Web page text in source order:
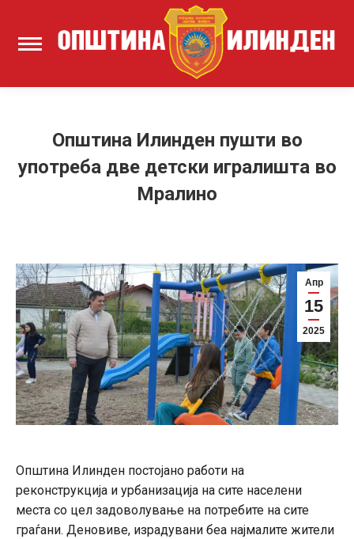
Општина Илинден пушти во
употреба две детски игралишта во
Мралино
Апр
15
2025
Општина Илинден постојано работи на
реконструкција и урбанизација на сите населени
места со цел задоволување на потребите на сите
граѓани. Деновиве, израдувани беа најмалите жители